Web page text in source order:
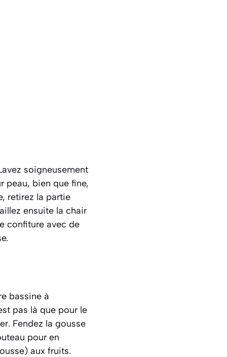
soigneusement
peau, bien que fine,
retirez la partie
ensuite la chair
confiture avec de
bassine à
pas là que pour le
Fendez la gousse
pour en
aux fruits.